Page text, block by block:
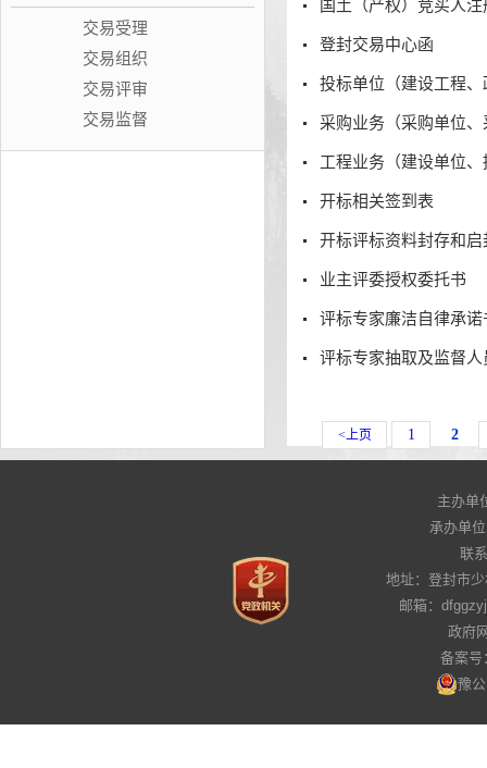
交易受理
交易组织
交易评审
交易监督
国土（产权）竞买人
登封交易中心函
投标单位（建设工程
采购业务（采购单位
工程业务（建设单位
开标相关签到表
开标评标资料封存和启
业主评委授权委托书
评标专家廉洁自律承诺
评标专家抽取及监督人
<上页 1 2
主办单
承办单
联
地址：登封市
邮箱：
政府
备案号
豫